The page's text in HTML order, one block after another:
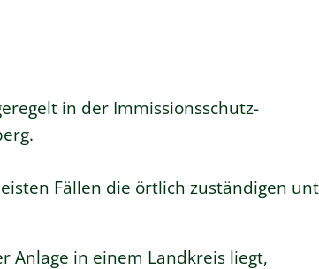
in der Immissionsschutz-
Fällen die örtlich zuständigen
Anlage in einem Landkreis liegt,